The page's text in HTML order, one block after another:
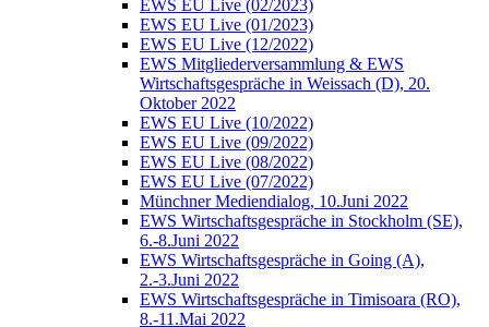
EWS EU Live (02/2023)
EWS EU Live (01/2023)
EWS EU Live (12/2022)
EWS Mitgliederversammlung & EWS
Wirtschaftsgespräche in Weissach (D), 20.
Oktober 2022
EWS EU Live (10/2022)
EWS EU Live (09/2022)
EWS EU Live (08/2022)
EWS EU Live (07/2022)
Münchner Mediendialog, 10.Juni 2022
EWS Wirtschaftsgespräche in Stockholm (SE),
6.-8.Juni 2022
EWS Wirtschaftsgespräche in Going (A),
2.-3.Juni 2022
EWS Wirtschaftsgespräche in Timisoara (RO),
8.-11.Mai 2022